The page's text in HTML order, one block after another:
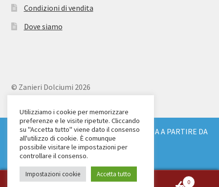
SPEDIZIONE GRATUITA IN TUTTA ITALIA A PARTIRE DA
€ 150
Ignora
Condizioni di vendita
Dove siamo
© Zanieri Dolciumi 2026
Via Alfieri 18
Scandicci (FI)
Tel. 055 2571707
C.F. e P.IVA: 04904430487
0
Utilizziamo i cookie per memorizzare
preferenze e le visite ripetute. Cliccando
su "Accetta tutto" viene dato il consenso
all'utilizzo di cookie. È comunque
possibile visitare le impostazioni per
controllare il consenso.
Impostazioni cookie Accetta tutto